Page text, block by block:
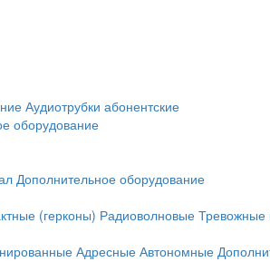
Аудиотрубки абонентские
оборудование
Дополнительное оборудование
(герконы) Радиоволновые Тревожные
Адресные Автономные